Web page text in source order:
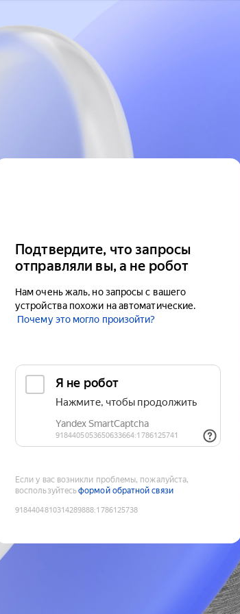
Подтвердите, что запросы
отправляли вы, а не робот
Нам очень жаль, но запросы с вашего
устройства похожи на автоматические.
Почему это могло произойти?
Если у вас возникли проблемы, пожалуйста,
воспользуйтесьформой обратной связи
9184404810314289888:1786125738